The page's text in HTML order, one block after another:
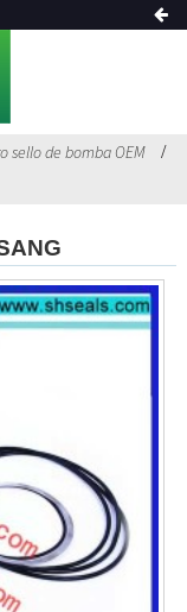
sello de bomba OEM